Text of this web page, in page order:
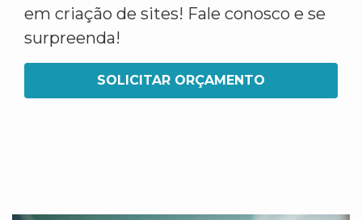
em criação de sites! Fale conosco e se
surpreenda!
SOLICITAR ORÇAMENTO